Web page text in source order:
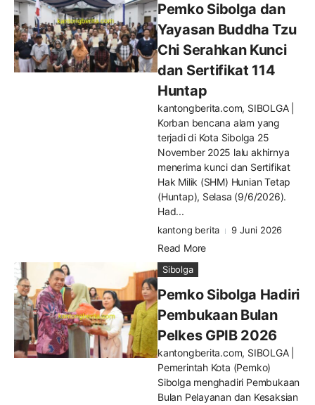
Pemko Sibolga dan
Yayasan Buddha Tzu
Chi Serahkan Kunci
dan Sertifikat 114
Huntap
kantongberita.com, SIBOLGA |
Korban bencana alam yang
terjadi di Kota Sibolga 25
November 2025 lalu akhirnya
menerima kunci dan Sertifikat
Hak Milik (SHM) Hunian Tetap
(Huntap), Selasa (9/6/2026).
Had...
kantong berita 9 Juni 2026
Read More
Sibolga
Pemko Sibolga Hadiri
Pembukaan Bulan
Pelkes GPIB 2026
kantongberita.com, SIBOLGA |
Pemerintah Kota (Pemko)
Sibolga menghadiri Pembukaan
Bulan Pelayanan dan Kesaksian